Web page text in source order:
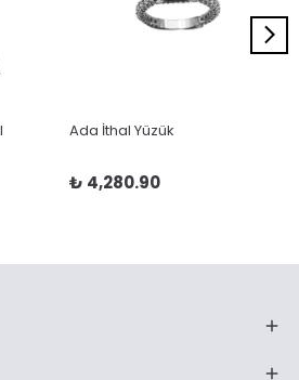
Ada İthal Yüzük
₺ 4,280.90